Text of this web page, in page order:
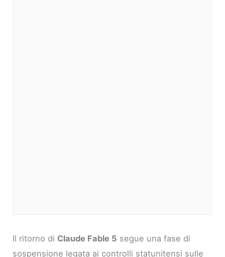
Il ritorno di Claude Fable 5 segue una fase di
sospensione legata ai controlli statunitensi sulle